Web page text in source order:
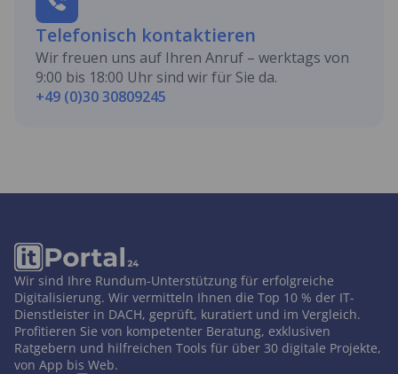
Telefonisch kontaktieren
Wir freuen uns auf Ihren Anruf – werktags von
9:00 bis 18:00 Uhr sind wir für Sie da.
+49 (0)30 30809245
Wir sind Ihre Rundum-Unterstützung für erfolgreiche
Digitalisierung. Wir vermitteln Ihnen die Top 10 % der IT-
Dienstleister in DACH, geprüft, kuratiert und im Vergleich.
Profitieren Sie von kompetenter Beratung, exklusiven
Ratgebern und hilfreichen Tools für über 30 digitale Projekte,
von App bis Web.